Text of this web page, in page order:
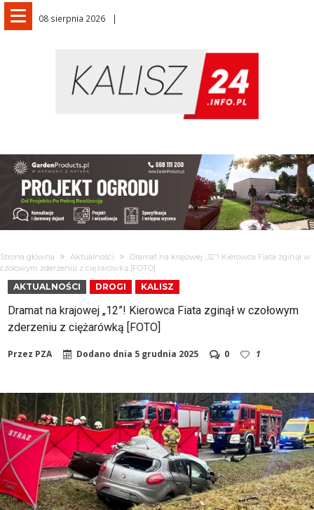
08 sierpnia 2026
Strona główna Aktualności
Dramat na krajowej „12”! Kierowca Fiata zginął w
czołowym zderzeniu z ciężarówką [FOTO]
AKTUALNOŚCI DROGI KALISZ
Dramat na krajowej „12”! Kierowca Fiata zginął w czołowym
zderzeniu z ciężarówką [FOTO]
Przez PZA Dodano dnia 5 grudnia 2025 0 1